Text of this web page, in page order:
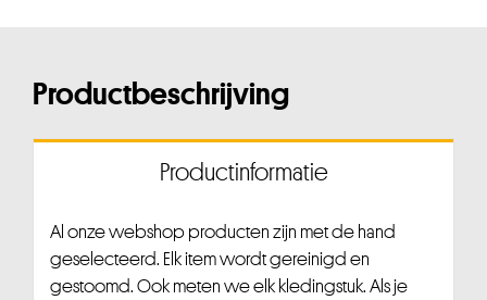
Productbeschrijving
Productinformatie
Al onze webshop producten zijn met de hand
geselecteerd. Elk item wordt gereinigd en
gestoomd. Ook meten we elk kledingstuk. Als je